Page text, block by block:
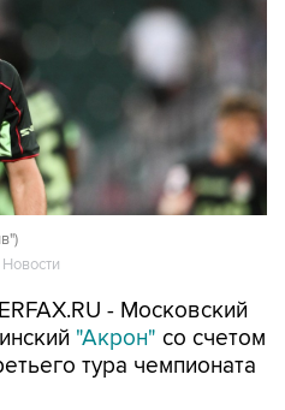
- Московский
"Акрон" со счетом
тура чемпионата